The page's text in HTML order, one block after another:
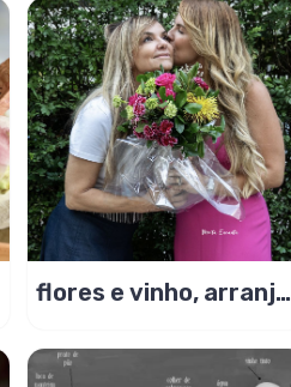
flores e vinho, arranjo
presentear!